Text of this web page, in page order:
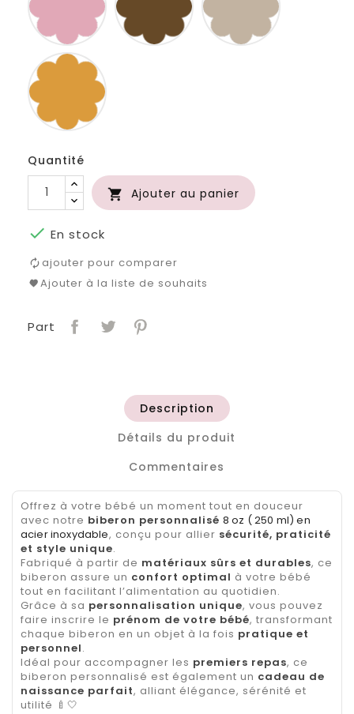
OR
Quantité
 Ajouter au panier
 En stock
ajouter pour comparer
Ajouter à la liste de souhaits
Part
Description
Détails du produit
Commentaires
Offrez à votre bébé un moment tout en douceur
avec notre biberon personnalisé 8 oz ( 250 ml) en
acier inoxydable, conçu pour allier sécurité, praticité
et style unique.
Fabriqué à partir de matériaux sûrs et durables, ce
biberon assure un confort optimal à votre bébé
tout en facilitant l’alimentation au quotidien.
Grâce à sa personnalisation unique, vous pouvez
faire inscrire le prénom de votre bébé, transformant
chaque biberon en un objet à la fois pratique et
personnel.
Idéal pour accompagner les premiers repas, ce
biberon personnalisé est également un cadeau de
naissance parfait, alliant élégance, sérénité et
utilité 🍼🤍